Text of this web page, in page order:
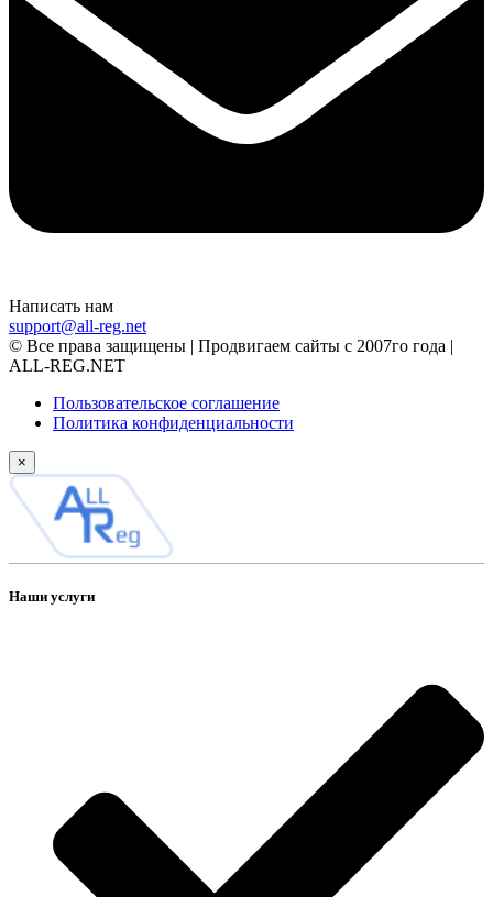
Написать нам
support@all-reg.net
© Все права защищены | Продвигаем сайты с 2007го года |
ALL-REG.NET
Пользовательское соглашение
Политика конфиденциальности
×
Наши услуги